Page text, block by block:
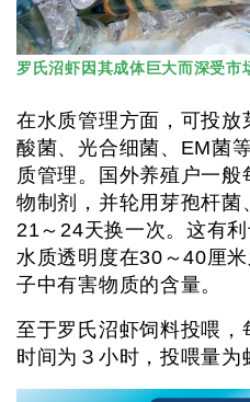
罗氏沼虾因其成体巨大而深受市
在水质管理方面，可投
酸菌、光合细菌、EM菌
质管理。国外养殖户一
物制剂，并轮用芽孢杆
21～24天换一次。这有
水质透明度在30～40厘
子中有害物质的含量。
至于罗氏沼虾饲料投喂
时间为３小时，投喂量为